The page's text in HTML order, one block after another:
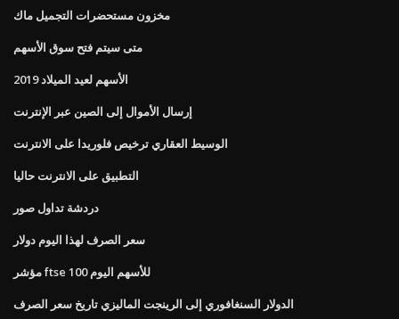
مخزون مستحضرات التجميل ماك
متى سيتم فتح سوق الأسهم
الأسهم لعيد الميلاد 2019
إرسال الأموال إلى الصين عبر الإنترنت
الوسيط العقاري ترخيص فلوريدا على الانترنت
التطبيق على الانترنت حاليا
دردشة تداول صور
سعر الصرف لهذا اليوم دولار
مؤشر ftse 100 للأسهم اليوم
الدولار السنغافوري إلى الرينجت الماليزي تاريخ سعر الصرف